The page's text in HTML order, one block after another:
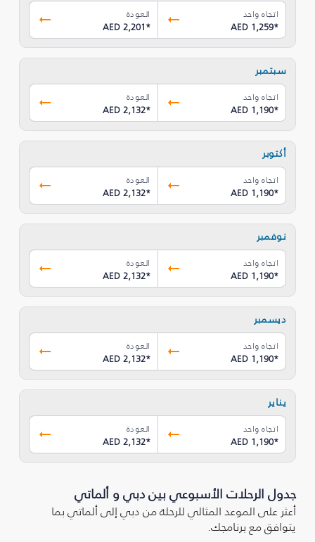
اتجاه واحد
AED 1,259*
العودة
AED 2,201*
سبتمبر
اتجاه واحد
AED 1,190*
العودة
AED 2,132*
أكتوبر
اتجاه واحد
AED 1,190*
العودة
AED 2,132*
نوفمبر
اتجاه واحد
AED 1,190*
العودة
AED 2,132*
ديسمبر
اتجاه واحد
AED 1,190*
العودة
AED 2,132*
يناير
اتجاه واحد
AED 1,190*
العودة
AED 2,132*
جدول الرحلات الأسبوعي بين دبي و ألماتي
أعثر على الموعد المثالي للرحلة من دبي إلى ألماتي بما
يتوافق مع برنامجك.